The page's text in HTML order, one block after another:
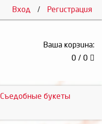
Вход / Регистрация
Ваша корзина:
0 / 0
Съедобные букеты